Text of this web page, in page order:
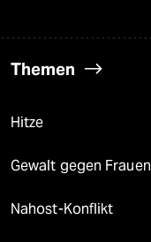
Themen
Hitze
Gewalt gegen Frauen
Nahost-Konflikt